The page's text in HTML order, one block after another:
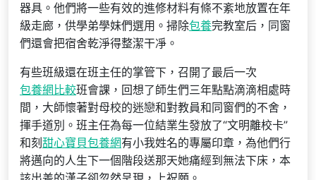
器具。他們將一些有效的進修材料有條不紊地放置在年
級走廊，供學弟學妹們選用。掃除包養完教室后，同窗
們還會把宿舍乾淨得整潔干凈。
有些班級還在班主任的掌管下，召開了最后一次
包養網比較班會課，回想了師生們三年點點滴滴相處時
間，大師懷著對母校的迷戀和對教員和同窗們的不舍，
揮手道別。班主任為每一位結業生發放了“文明離校卡”
和刻 甜心寶貝包養網有小我姓名的專屬印章，為他們行
將邁向的人生下一個階段送那天她痛經到無法下床，本